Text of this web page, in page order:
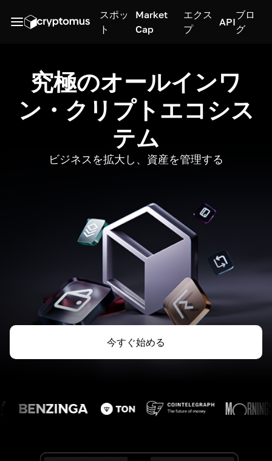
スポッ
ト
Market
Cap
エクス
プ
API
ブロ
グ
究極のオールインワ
ン・クリプトエコシス
テム
ビジネスを拡大し、資産を管理する
今すぐ始める